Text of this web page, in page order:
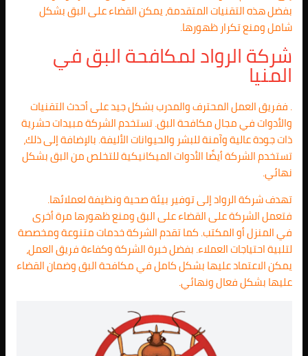
بفضل هذه التقنيات المتقدمة، يمكن القضاء على البق بشكل
شامل ومنع تكرار ظهورها.
شركة الرواد لمكافحة البق في
المنيا
. ففريق العمل المحترف والمدرب بشكل جيد على أحدث التقنيات
والأدوات في مجال مكافحة البق. تستخدم الشركة مبيدات حشرية
ذات جودة عالية وآمنة للبشر والحيوانات الأليفة. بالإضافة إلى ذلك،
تستخدم الشركة أيضًا الأدوات الميكانيكية للتخلص من البق بشكل
نهائي.
تهدف شركة الرواد إلى توفير بيئة صحية ونظيفة لعملائها.
فتعمل الشركة على القضاء على البق ومنع ظهورها مرة أخرى
في المنزل أو المكتب. كما تقدم الشركة خدمات متنوعة ومخصصة
لتلبية احتياجات العملاء. بفضل خبرة الشركة وكفاءة فريق العمل،
يمكن الاعتماد عليها بشكل كامل في مكافحة البق وضمان القضاء
عليها بشكل فعال ونهائي.